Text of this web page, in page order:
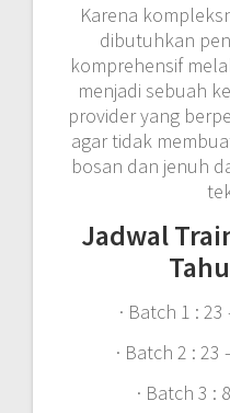
Karena
dibutuhkan
komprehensif
menjadi sebuah
provider yang
agar tidak
bosan dan jenuh
Jadwal
· Batch 1 :
· Batch 2 : 23
· Batch 3 :